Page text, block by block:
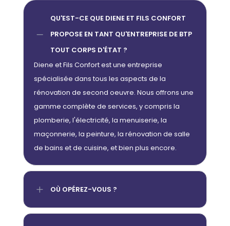
K
QU'EST-CE QUE DIENE ET FILS CONFORT
PROPOSE EN TANT QU'ENTREPRISE DE BTP
TOUT CORPS D'ÉTAT ?
Diene et Fils Confort est une entreprise
spécialisée dans tous les aspects de la
rénovation de second oeuvre. Nous offrons une
gamme complète de services, y compris la
plomberie, l'électricité, la menuiserie, la
maçonnerie, la peinture, la rénovation de salle
de bains et de cuisine, et bien plus encore.
L OÙ OPÉREZ-VOUS ?